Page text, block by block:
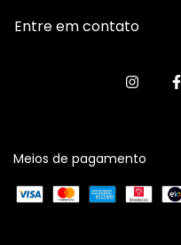
Entre em contato
Meios de pagamento